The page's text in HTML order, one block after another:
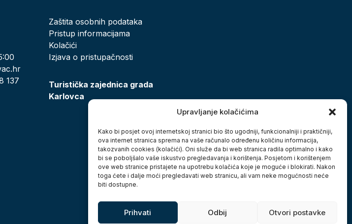
Upravljanje kolačićima
Kako bi posjet ovoj internetskoj stranici bio što ugodniji, funkcionalniji i praktičniji,
ova internet stranica sprema na vaše računalo određenu količinu informacija,
takozvanih cookies (kolačići). Oni služe da bi web stranica radila optimalno i kako
bi se poboljšalo vaše iskustvo pregledavanja i korištenja. Posjetom i korištenjem
ove web stranice pristajete na upotrebu kolačića koje je moguće i blokirati. Nakon
toga ćete i dalje moći pregledavati web stranicu, ali vam neke mogućnosti neće
biti dostupne.
Prihvati Odbij Otvori postavke
137
Zaštita osobnih podataka
Pristup informacijama
Kolačići
Izjava o pristupačnosti
Turistička zajednica grada
Karlovca